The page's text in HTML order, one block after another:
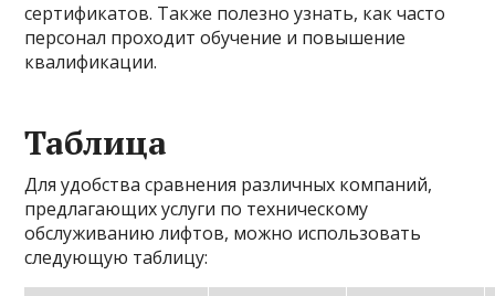
сертификатов. Также полезно узнать, как часто
персонал проходит обучение и повышение
квалификации.
Таблица
Для удобства сравнения различных компаний,
предлагающих услуги по техническому
обслуживанию лифтов, можно использовать
следующую таблицу: